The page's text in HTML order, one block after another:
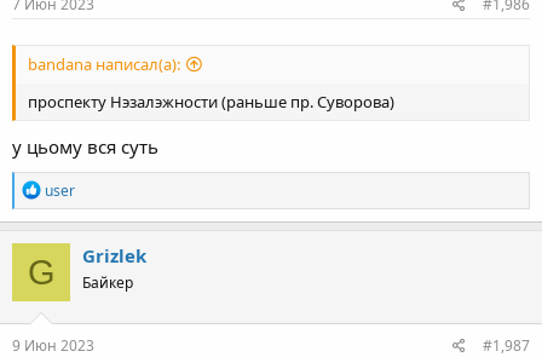
bandana написал(а):
проспекту Нэзалэжности (раньше пр. Суворова)
у цьому вся суть
R
e
a
c
t
i
o
n
s
user
G Grizlek
Байкер
9 Июн 2023 #1,987